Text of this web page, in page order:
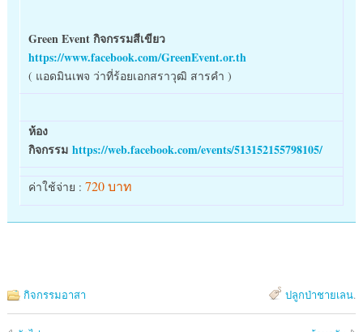
Green Event กิจกรรมสีเขียว
https://www.facebook.com/GreenEvent.or.th
( แอดมินเพจ ว่าที่ร้อยเอกสราวุฒิ สารคำ )
ห้อง
กิจกรรม https://web.facebook.com/events/513152155798105/
ค่าใช้จ่าย : 720 บาท
กิจกรรมอาสา ปลูกป่าชายเลน.